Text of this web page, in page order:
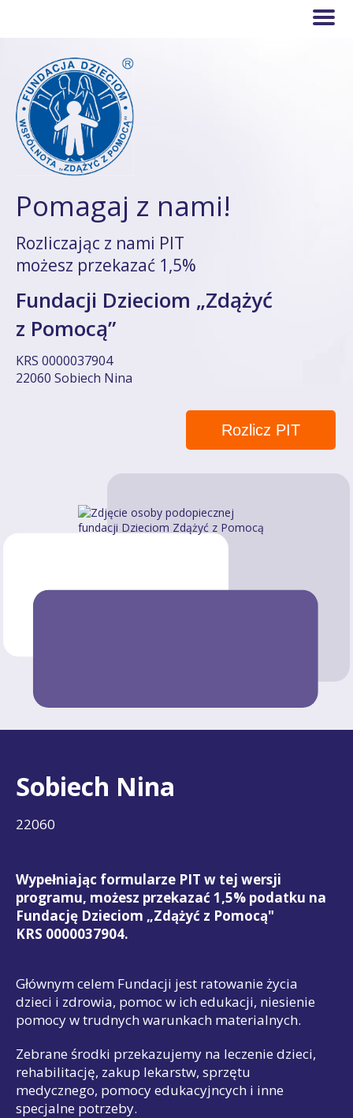
Pomagaj z nami!
Rozliczając z nami PIT
możesz przekazać 1,5%
Fundacji Dzieciom „Zdążyć
z Pomocą”
KRS 0000037904
22060 Sobiech Nina
Rozlicz PIT
Sobiech Nina
22060
Wypełniając formularze PIT w tej wersji
programu, możesz przekazać 1,5% podatku na
Fundację Dzieciom „Zdążyć z Pomocą"
KRS 0000037904.
Głównym celem Fundacji jest ratowanie życia
dzieci i zdrowia, pomoc w ich edukacji, niesienie
pomocy w trudnych warunkach materialnych.
Zebrane środki przekazujemy na leczenie dzieci,
rehabilitację, zakup lekarstw, sprzętu
medycznego, pomocy edukacyjncych i inne
specjalne potrzeby.